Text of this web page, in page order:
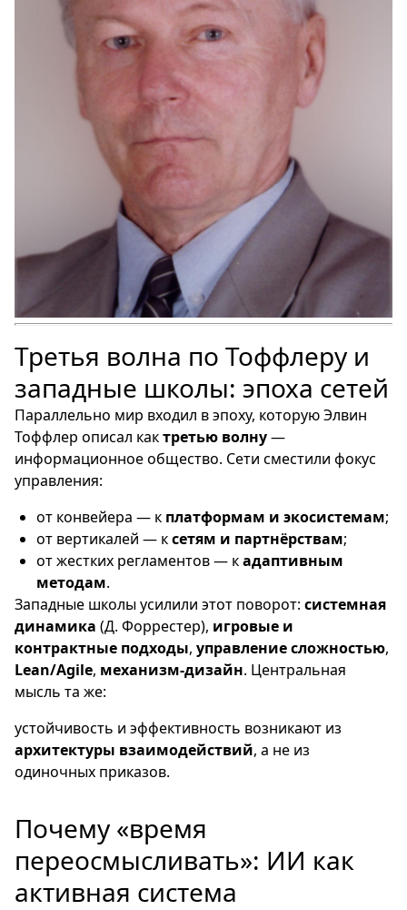
Третья волна по Тоффлеру и
западные школы: эпоха сетей
Параллельно мир входил в эпоху, которую Элвин
Тоффлер описал кактретью волну—
информационное общество. Сети сместили фокус
управления:
от конвейера — к платформам и экосистемам;
от вертикалей — ксетям и партнёрствам;
от жестких регламентов — кадаптивным
методам.
Западные школы усилили этот поворот: системная
динамика (Д. Форрестер), игровые и
контрактные подходы, управление сложностью,
Lean/Agile, механизм‑дизайн. Центральная
мысль та же:
устойчивость и эффективность возникают из
архитектуры взаимодействий, а не из
одиночных приказов.
Почему «время
переосмысливать»: ИИ как
активная система